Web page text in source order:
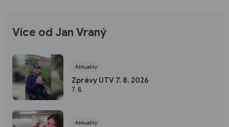
Více od Jan Vraný
Aktuality
Zprávy UTV 7. 8. 2026
7. 8.
Aktuality